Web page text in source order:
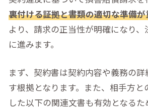
裏付ける証拠と書類の適切な準備が
より、請求の正当性が明確になり
に進みます。
まず、契約書は契約内容や義務の
す根拠となります。また、相手方
した以下の関連文書も有効となるた